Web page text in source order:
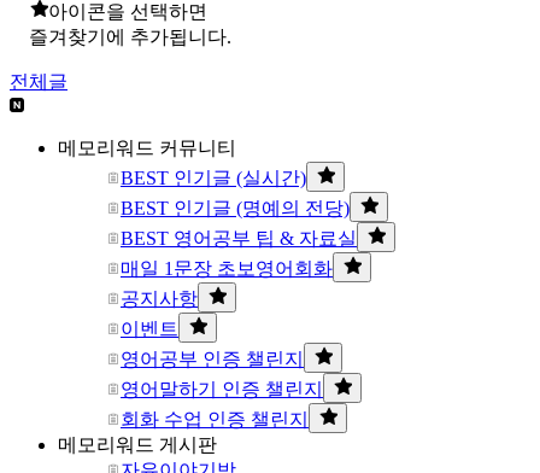
아이콘을 선택하면
즐겨찾기에 추가됩니다.
전체글
메모리워드 커뮤니티
BEST 인기글 (실시간)
BEST 인기글 (명예의 전당)
BEST 영어공부 팁 & 자료실
매일 1문장 초보영어회화
공지사항
이벤트
영어공부 인증 챌린지
영어말하기 인증 챌린지
회화 수업 인증 챌린지
메모리워드 게시판